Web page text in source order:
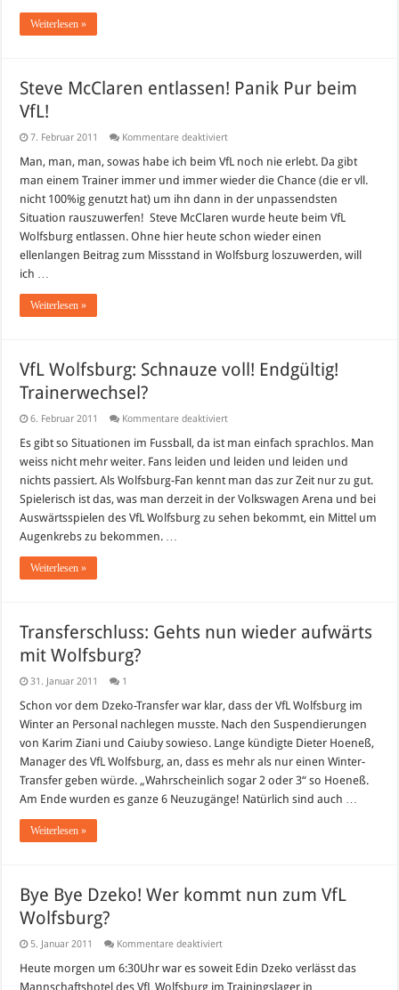
Weiterlesen »
Steve McClaren entlassen! Panik Pur beim
VfL!
7. Februar 2011 Kommentare deaktiviertfür
McClaren
Panik
Pur
beim
VfL!
Man, man, man, sowas habe ich beim VfL noch nie erlebt. Da gibt
man einem Trainer immer und immer wieder die Chance (die er vll.
nicht 100%ig genutzt hat) um ihn dann in der unpassendsten
Situation rauszuwerfen! Steve McClaren wurde heute beim VfL
Wolfsburg entlassen. Ohne hier heute schon wieder einen
ellenlangen Beitrag zum Missstand in Wolfsburg loszuwerden, will
ich …
Weiterlesen »
VfL Wolfsburg: Schnauze voll! Endgültig!
Trainerwechsel?
6. Februar 2011 Kommentare deaktiviertfür
Wolfsburg:
voll!
Endgültig!
Trainerwechsel?
Es gibt so Situationen im Fussball, da ist man einfach sprachlos. Man
weiss nicht mehr weiter. Fans leiden und leiden und leiden und
nichts passiert. Als Wolfsburg-Fan kennt man das zur Zeit nur zu gut.
Spielerisch ist das, was man derzeit in der Volkswagen Arena und bei
Auswärtsspielen des VfL Wolfsburg zu sehen bekommt, ein Mittel um
Augenkrebs zu bekommen. …
Weiterlesen »
Transferschluss: Gehts nun wieder aufwärts
mit Wolfsburg?
31. Januar 2011 1
Schon vor dem Dzeko-Transfer war klar, dass der VfL Wolfsburg im
Winter an Personal nachlegen musste. Nach den Suspendierungen
von Karim Ziani und Caiuby sowieso. Lange kündigte Dieter Hoeneß,
Manager des VfL Wolfsburg, an, dass es mehr als nur einen Winter-
Transfer geben würde. „Wahrscheinlich sogar 2 oder 3“ so Hoeneß.
Am Ende wurden es ganze 6 Neuzugänge! Natürlich sind auch …
Weiterlesen »
Bye Bye Dzeko! Wer kommt nun zum VfL
Wolfsburg?
5. Januar 2011 Kommentare deaktiviertfür
Bye
Heute morgen um 6:30Uhr war es soweit Edin Dzeko verlässt das
Mannschaftshotel des VfL Wolfsburg im Trainingslager in